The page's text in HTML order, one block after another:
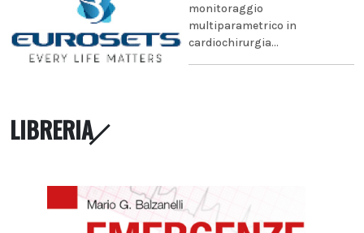
monitoraggio
multiparametrico in
cardiochirurgia...
LIBRERIA